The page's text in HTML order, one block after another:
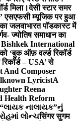
मिला।देसी स्टार समर
एसएफसी म्यूजिक पर हुआ
जलवाभारत पॉडकास्ट में
ज्योतिष समाधान का
International
‘बुक ऑफ़ वर्ल्ड रिकॉर्ड
– USA’ से
And Composer
LyricistA
Reena
Health Reform
નાલાયક”નું
લોન્ચसिंगर सुगम